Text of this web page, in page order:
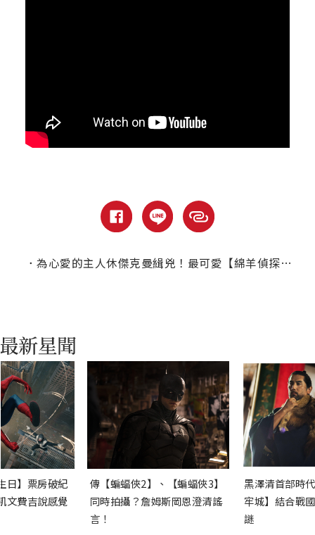
． 為心愛的主人休傑克曼緝兇！最可愛【綿羊偵探團】電影預告曝光
日】票房破紀
文費吉說感覺
傳【蝙蝠俠2】、【蝙蝠俠3】
同時拍攝？詹姆斯岡恩澄清謠
言！
黑澤清首部時
牢城】結合戰
謎